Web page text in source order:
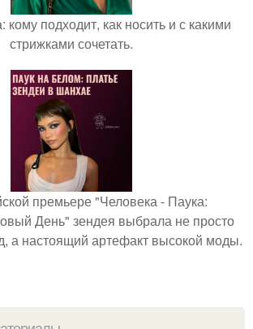
кому подходит, как носить и с какими
стрижками сочетать.
премьере "Человека - Паука:
День" зендея выбрала не просто
а настоящий артефакт высокой моды.